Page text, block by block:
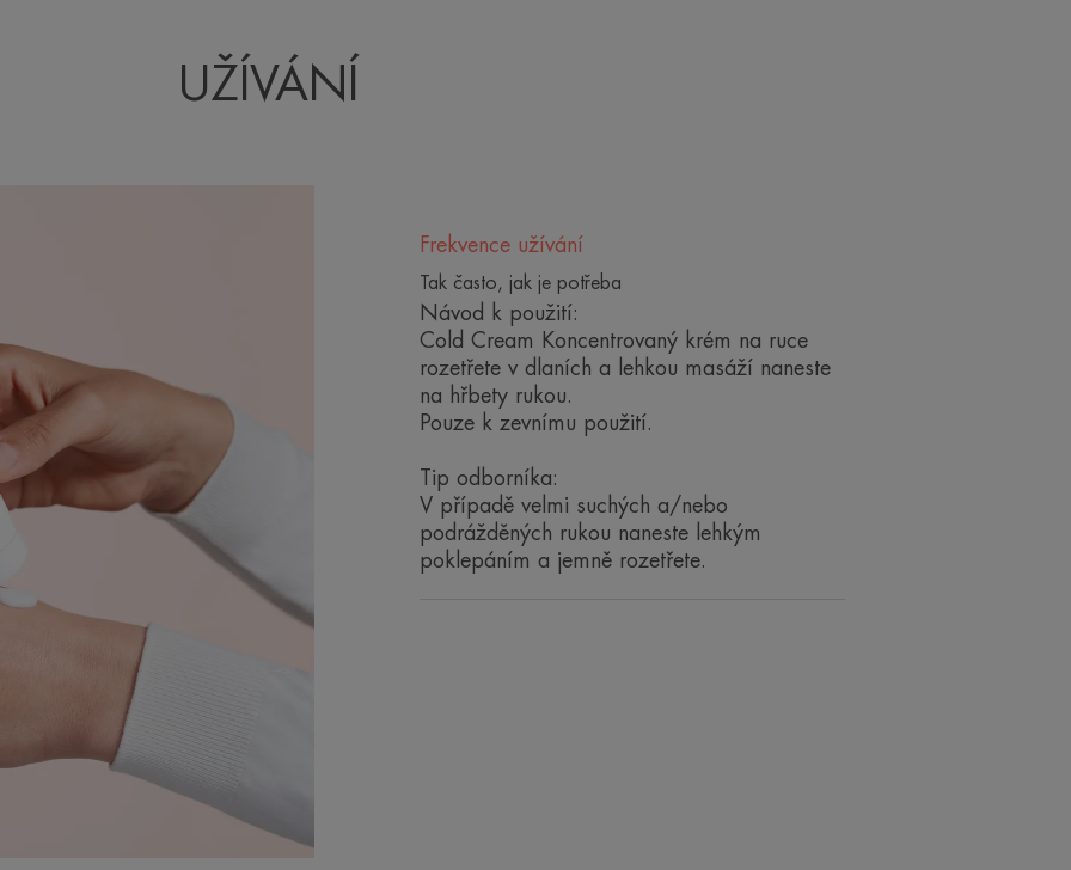
ruce jemné a bez lepivého pocitu.
• VYŽIVUJE: hloubková 24hodinová výživa
• HYDRATUJE: okamžitě a intenzivně po dobu 24 hodin
• CHRÁNÍ: pokožka je chráněna díky složení na bázi studeného krému
přírodního původu
*HI kinetika, jednorázová aplikace, 31 osob
UŽÍVÁNÍ
Frekvence užívání
Tak často, jak je potřeba
Návod k použití:
Cold Cream Koncentrovaný krém na ruce
rozetřete v dlaních a lehkou masáží naneste
na hřbety rukou.
Pouze k zevnímu použití.
Tip odborníka:
V případě velmi suchých a/nebo
podrážděných rukou naneste lehkým
poklepáním a jemně rozetřete.